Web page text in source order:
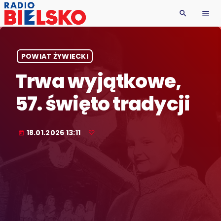
search menu
POWIAT ŻYWIECKI
Trwa wyjątkowe,
57. święto tradycji
today 18.01.2026 13:11